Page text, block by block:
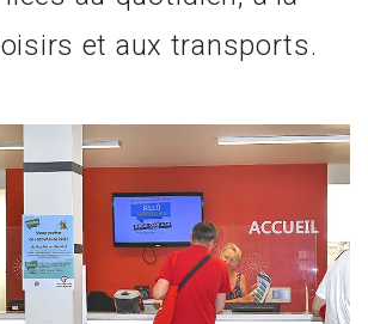
et aux transports.